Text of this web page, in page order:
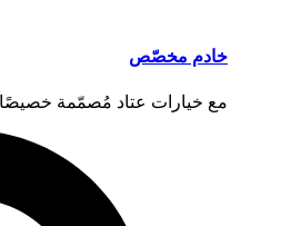
خادم مخصّص
مع خيارات عتاد مُصمّمة